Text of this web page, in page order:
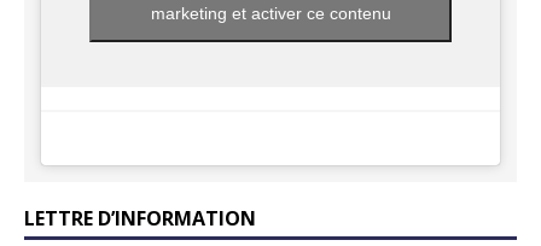
marketing et activer ce contenu
LETTRE D’INFORMATION